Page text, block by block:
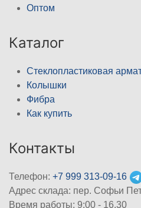
Оптом
Каталог
Стеклопластиковая
Колышки
Фибра
Как купить
Контакты
Телефон: +7 999 313-09-16
Адрес склада: пер. Софьи
Время работы: 9:00 - 16.30